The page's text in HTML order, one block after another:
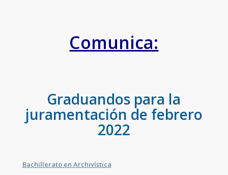
Comunica:
Graduandos para la
juramentación de febrero
2022
Bachillerato en Archivística